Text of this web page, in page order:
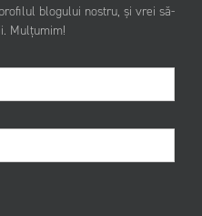
blogului nostru, și vrei să-
Mulțumim!